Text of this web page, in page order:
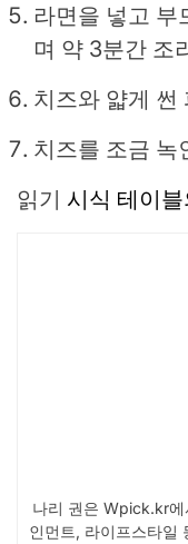
라면을 넣고 부
며 약 3분간 조
치즈와 얇게 썬
치즈를 조금 녹
읽기 시식 테이
나리 권은 Wpick.kr에
인먼트, 라이프스타일